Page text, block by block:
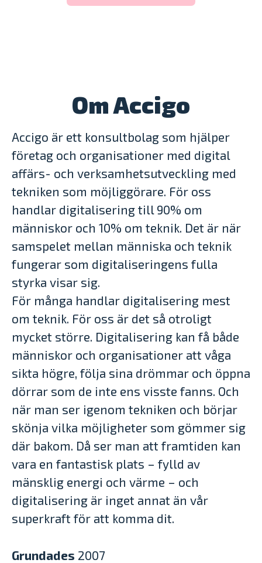
Om Accigo
Accigo är ett konsultbolag som hjälper
företag och organisationer med digital
affärs- och verksamhetsutveckling med
tekniken som möjliggörare. För oss
handlar digitalisering till 90% om
människor och 10% om teknik. Det är när
samspelet mellan människa och teknik
fungerar som digitaliseringens fulla
styrka visar sig.
För många handlar digitalisering mest
om teknik. För oss är det så otroligt
mycket större. Digitalisering kan få både
människor och organisationer att våga
sikta högre, följa sina drömmar och öppna
dörrar som de inte ens visste fanns. Och
när man ser igenom tekniken och börjar
skönja vilka möjligheter som gömmer sig
där bakom. Då ser man att framtiden kan
vara en fantastisk plats – fylld av
mänsklig energi och värme – och
digitalisering är inget annat än vår
superkraft för att komma dit.
Grundades 2007